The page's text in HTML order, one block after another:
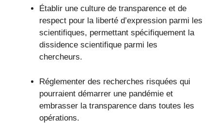
Établir une culture de transparence et de
respect pour la liberté d’expression parmi les
scientifiques, permettant spécifiquement la
dissidence scientifique parmi les
chercheurs.
Réglementer des recherches risquées qui
pourraient démarrer une pandémie et
embrasser la transparence dans toutes les
opérations.